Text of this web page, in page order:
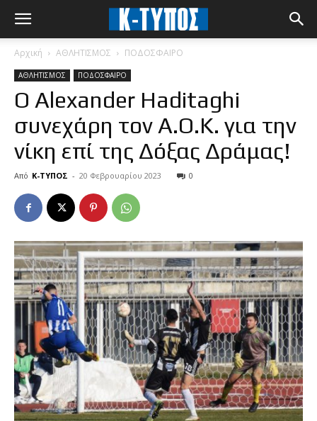
Αρχική ΑΘΛΗΤΙΣΜΟΣ ΠΟΔΟΣΦΑΙΡΟ
ΑΘΛΗΤΙΣΜΟΣ ΠΟΔΟΣΦΑΙΡΟ
Ο Alexander Haditaghi
συνεχάρη τον Α.Ο.Κ. για την
νίκη επί της Δόξας Δράμας!
Από Κ-ΤΥΠΟΣ - 20 Φεβρουαρίου 2023 0